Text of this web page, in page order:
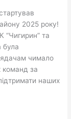
2025 року!
“Чигирин” та
була
чимало
команд за
наших